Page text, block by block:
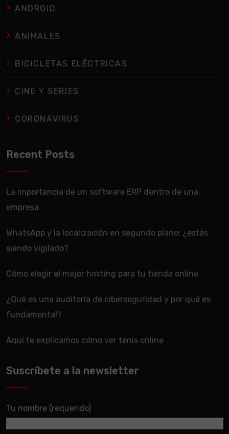
ANDROID
ANIMALES
BICICLETAS ELÉCTRICAS
CINE Y SERIES
CORONAVIRUS
Recent Posts
La importancia de un software ERP dentro de una
empresa
WhatsApp y la localización en segundo plano: ¿estás
siendo vigilado?
Cómo elegir el mejor hosting para tu tienda online
¿Qué es una auditoría de ciberseguridad y por qué es
fundamental?
Aquí te explicamos cómo ver tenis online
Suscríbete a la newsletter
Tu nombre (requerido)